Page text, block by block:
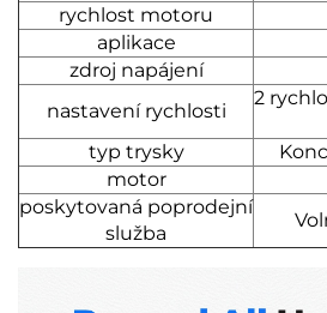
rychlost motoru
aplikace
zdroj napájení
nastavení rychlosti
2
typ trysky
motor
poskytovaná poprodejní
služba